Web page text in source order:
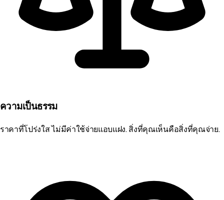
ความเป็นธรรม
ราคาที่โปร่งใส ไม่มีค่าใช้จ่ายแอบแฝง. สิ่งที่คุณเห็นคือสิ่งที่คุณจ่าย.